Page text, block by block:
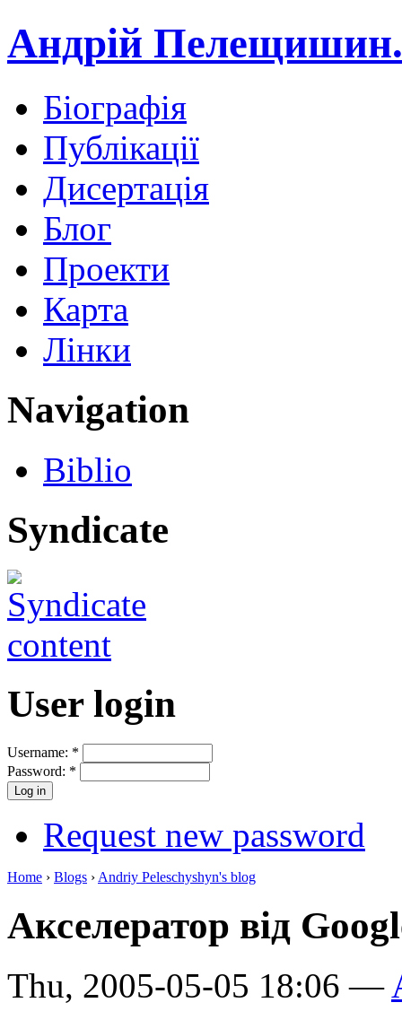
Андрій
Біографія
Публікації
Дисертація
Блог
Проекти
Карта
Лінки
Navigation
Biblio
Syndicate
User login
Username: *
Password: *
Request new password
Home › Blogs › Andriy Peleschyshyn's blog
Акселератор від
Thu, 2005-05-05 18:06 —